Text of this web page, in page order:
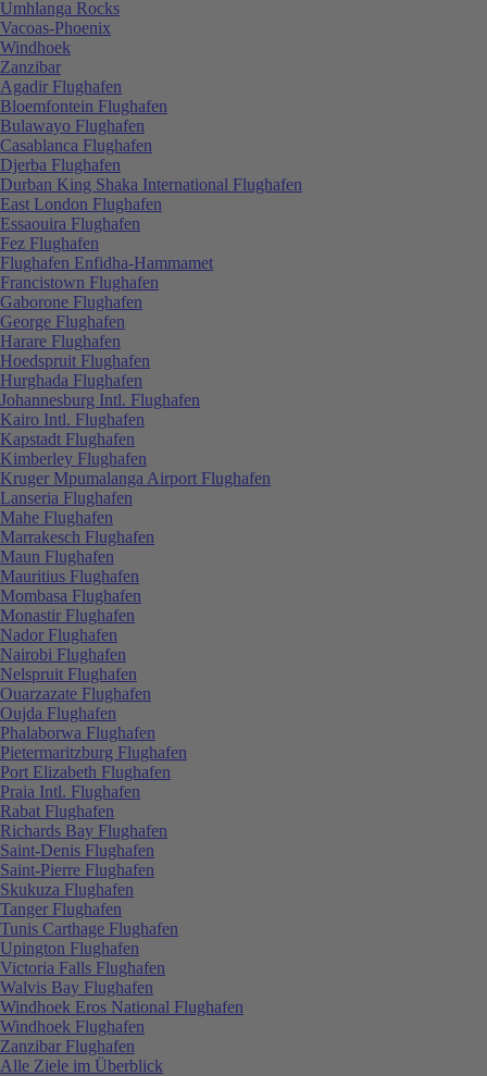
Umhlanga Rocks
Vacoas-Phoenix
Windhoek
Zanzibar
Agadir Flughafen
Bloemfontein Flughafen
Bulawayo Flughafen
Casablanca Flughafen
Djerba Flughafen
Durban King Shaka International Flughafen
East London Flughafen
Essaouira Flughafen
Fez Flughafen
Flughafen Enfidha-Hammamet
Francistown Flughafen
Gaborone Flughafen
George Flughafen
Harare Flughafen
Hoedspruit Flughafen
Hurghada Flughafen
Johannesburg Intl. Flughafen
Kairo Intl. Flughafen
Kapstadt Flughafen
Kimberley Flughafen
Kruger Mpumalanga Airport Flughafen
Lanseria Flughafen
Mahe Flughafen
Marrakesch Flughafen
Maun Flughafen
Mauritius Flughafen
Mombasa Flughafen
Monastir Flughafen
Nador Flughafen
Nairobi Flughafen
Nelspruit Flughafen
Ouarzazate Flughafen
Oujda Flughafen
Phalaborwa Flughafen
Pietermaritzburg Flughafen
Port Elizabeth Flughafen
Praia Intl. Flughafen
Rabat Flughafen
Richards Bay Flughafen
Saint-Denis Flughafen
Saint-Pierre Flughafen
Skukuza Flughafen
Tanger Flughafen
Tunis Carthage Flughafen
Upington Flughafen
Victoria Falls Flughafen
Walvis Bay Flughafen
Windhoek Eros National Flughafen
Windhoek Flughafen
Zanzibar Flughafen
Alle Ziele im Überblick